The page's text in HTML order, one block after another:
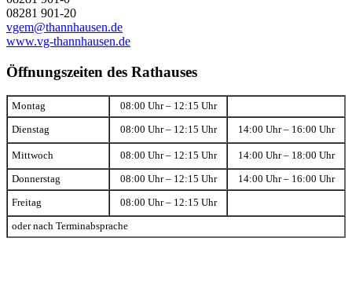
08281 901-20
vgem@thannhausen.de
www.vg-thannhausen.de
Öffnungszeiten des Rathauses
Montag 08:00 Uhr – 12:15 Uhr
Dienstag 08:00 Uhr – 12:15 Uhr 14:00 Uhr – 16:00 Uhr
Mittwoch 08:00 Uhr – 12:15 Uhr 14:00 Uhr – 18:00 Uhr
Donnerstag 08:00 Uhr – 12:15 Uhr 14:00 Uhr – 16:00 Uhr
Freitag 08:00 Uhr – 12:15 Uhr
oder nach Terminabsprache